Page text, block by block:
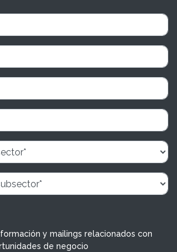
y mailings relacionados con
de negocio